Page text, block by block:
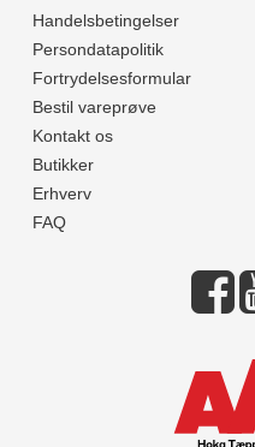
Handelsbetingelser
Persondatapolitik
Fortrydelsesformular
Bestil vareprøve
Kontakt os
Butikker
Erhverv
FAQ